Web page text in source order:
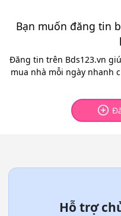
Bạn muốn đăng tin
Đăng tin trên Bds123.vn
mua nhà mỗi ngày nhanh
Hỗ trợ